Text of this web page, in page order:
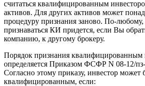
считаться квалифицированным
активов. Для других активов может
процедуру признания заново. По-любому,
признаваться КИ придется, если Вы
компанию, к другому брокеру.
Порядок признания квалифицированным
определяется Приказом ФСФР N 08-12/
Согласно этому приказу, инвестор может
квалифицированным, если: